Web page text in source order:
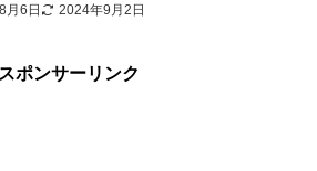
月6日 2024年9月2日
スポンサーリンク